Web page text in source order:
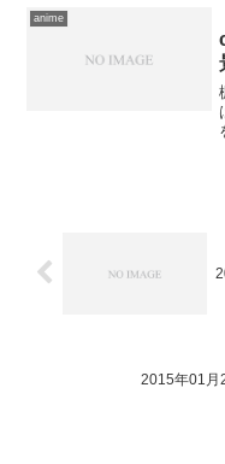
anime
2015年01月